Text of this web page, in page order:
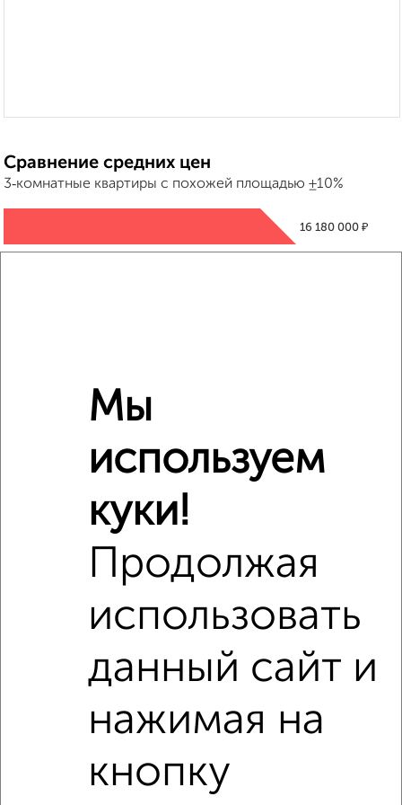
Сравнение средних цен
3‑комнатные квартиры с похожей площадью ±10%
16 180 000 ₽
Это предложение
Средняя цена по городу
Похожие предложения рядом
3‑комнатные квартиры недалеко от
Мы
используем
куки!
Продолжая
использовать
данный сайт и
нажимая на
кнопку